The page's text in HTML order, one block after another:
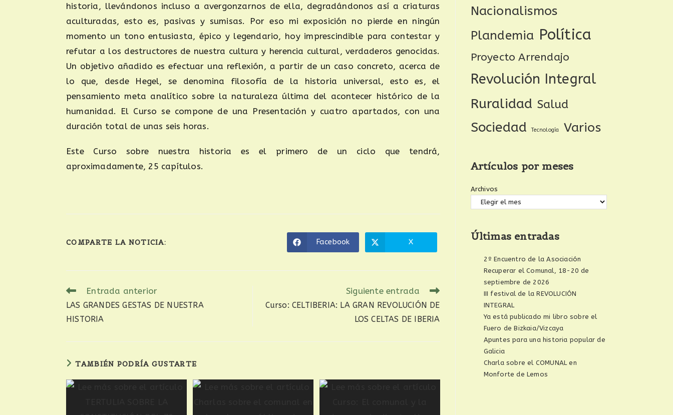
historia, llevándonos incluso a avergonzarnos de ella, degradándonos así a criaturas
aculturadas, esto es, pasivas y sumisas. Por eso mi exposición no pierde en ningún
momento un tono entusiasta, épico y legendario, hoy imprescindible para contestar y
refutar a los destructores de nuestra cultura y herencia cultural, verdaderos genocidas.
Un objetivo añadido es efectuar una reflexión, a partir de un caso concreto, acerca de
lo que, desde Hegel, se denomina filosofía de la historia universal, esto es, el
pensamiento meta analítico sobre la naturaleza última del acontecer histórico de la
humanidad. El Curso se compone de una Presentación y cuatro apartados, con una
duración total de unas seis horas.
Este Curso sobre nuestra historia es el primero de un ciclo que tendrá,
aproximadamente, 25 capítulos.
COMPARTE LA NOTICIA: Facebook X
Entrada anterior
LAS GRANDES GESTAS DE NUESTRA
HISTORIA
Siguiente entrada
Curso: CELTIBERIA: LA GRAN REVOLUCIÓN DE
LOS CELTAS DE IBERIA
TAMBIÉN PODRÍA GUSTARTE
Nacionalismos
Plandemia Política
Proyecto Arrendajo
Revolución Integral
Ruralidad Salud
Sociedad Tecnología Varios
Artículos por meses
Archivos
Últimas entradas
2º Encuentro de la Asociación
Recuperar el Comunal, 18-20 de
septiembre de 2026
III festival de la REVOLUCIÓN
INTEGRAL
Ya está publicado mi libro sobre el
Fuero de Bizkaia/Vizcaya
Apuntes para una historia popular de
Galicia
Charla sobre el COMUNAL en
Monforte de Lemos